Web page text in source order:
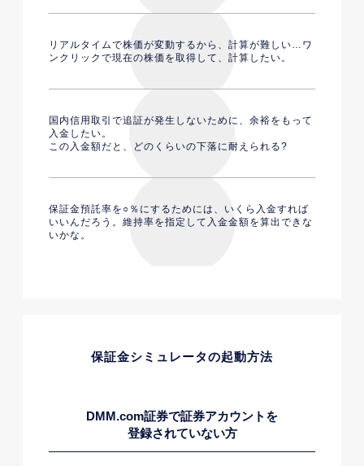
リアルタイムで株価が変動するから、計算が難しい…ワ
ンクリックで現在の株価を取得して、計算したい。
国内信用取引で追証が発生しないために、余裕をもって
入金したい。
この入金額だと、どのくらいの下落に耐えられる?
保証金預託率を○％にするためには、いくら入金すれば
いいんだろう。維持率を指定して入金金額を算出できな
いかな。
保証金シミュレータの起動方法
DMM.com証券で証券アカウントを
登録されていない方